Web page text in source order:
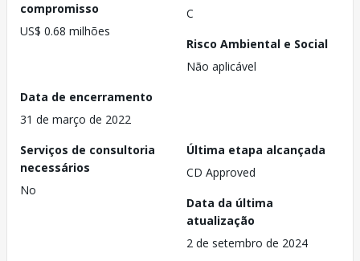
compromisso
US$ 0.68 milhões
C
Risco Ambiental e Social
Não aplicável
Data de encerramento
31 de março de 2022
Serviços de consultoria
necessários
No
Última etapa alcançada
CD Approved
Data da última
atualização
2 de setembro de 2024